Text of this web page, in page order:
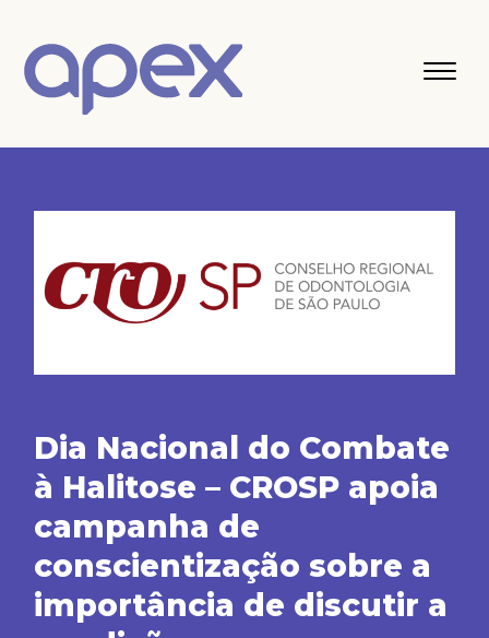
Dia Nacional do Combate
à Halitose – CROSP apoia
campanha de
conscientização sobre a
importância de discutir a